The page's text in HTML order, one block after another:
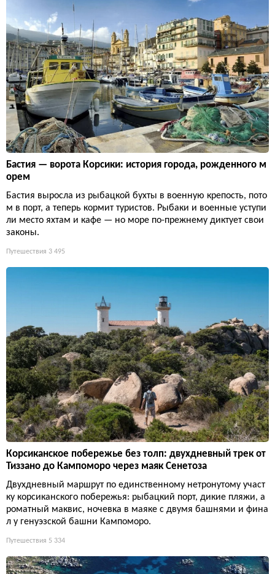
Бастия — ворота Корсики: история города, рожденного м
орем
Бастия выросла из рыбацкой бухты в военную крепость, пото
м в порт, а теперь кормит туристов. Рыбаки и военные уступи
ли место яхтам и кафе — но море по-прежнему диктует свои
законы.
Путешествия 3 495
Корсиканское побережье без толп: двухдневный трек от
Тиззано до Кампоморо через маяк Сенетоза
Двухдневный маршрут по единственному нетронутому участ
ку корсиканского побережья: рыбацкий порт, дикие пляжи, а
роматный маквис, ночевка в маяке с двумя башнями и фина
л у генуэзской башни Кампоморо.
Путешествия 5 334